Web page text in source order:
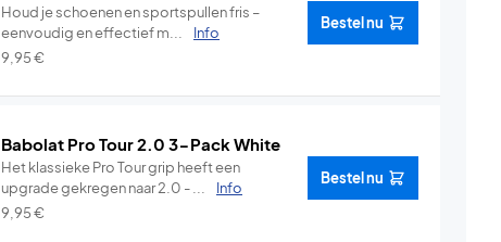
Houd je schoenen en sportspullen fris –
eenvoudig en effectief m...
Info
9,95€
Bestel nu
Babolat Pro Tour 2.0 3-Pack White
Het klassieke Pro Tour grip heeft een
upgrade gekregen naar 2.0 - ...
Info
9,95€
Bestel nu